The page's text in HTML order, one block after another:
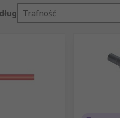
Trafność